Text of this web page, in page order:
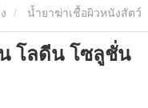
น้ำยาฆ่าเชื้อผิวหนังสัตว์
ซลูชั่นโลดีน โซลูชั่น